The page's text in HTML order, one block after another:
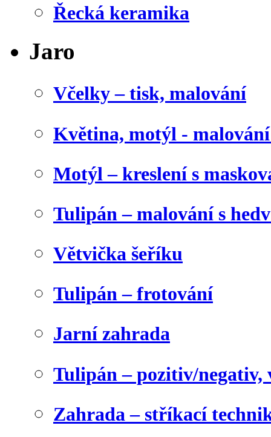
Řecká keramika
Jaro
Včelky – tisk, malování
Květina, motýl -
Motýl – kreslení s
Tulipán – malování s
Větvička šeříku
Tulipán – frotování
Jarní zahrada
Tulipán – pozitiv/negativ,
Zahrada – stříkací